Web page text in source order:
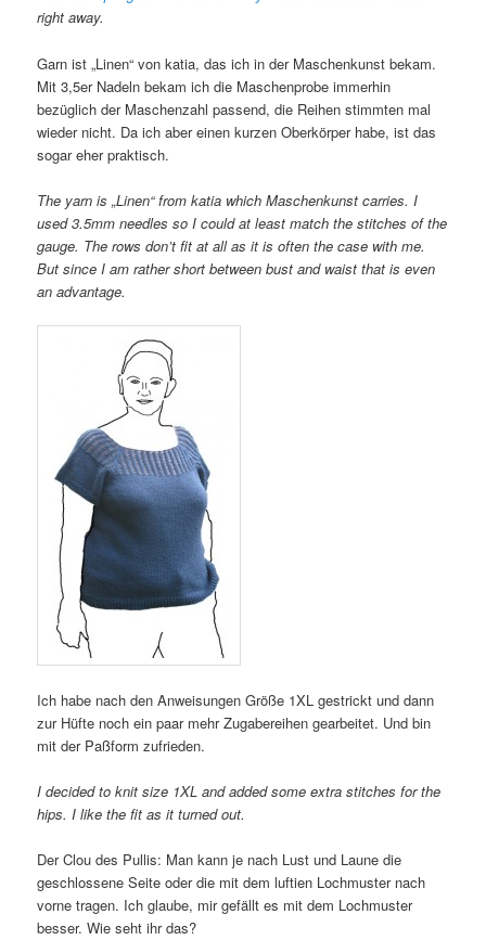
right away.
Garn ist „Linen“ von katia, das ich in der Maschenkunst bekam.
Mit 3,5er Nadeln bekam ich die Maschenprobe immerhin
bezüglich der Maschenzahl passend, die Reihen stimmten mal
wieder nicht. Da ich aber einen kurzen Oberkörper habe, ist das
sogar eher praktisch.
The yarn is „Linen“ from katia which Maschenkunst carries. I
used 3.5mm needles so I could at least match the stitches of the
gauge. The rows don’t fit at all as it is often the case with me.
But since I am rather short between bust and waist that is even
an advantage.
Ich habe nach den Anweisungen Größe 1XL gestrickt und dann
zur Hüfte noch ein paar mehr Zugabereihen gearbeitet. Und bin
mit der Paßform zufrieden.
I decided to knit size 1XL and added some extra stitches for the
hips. I like the fit as it turned out.
Der Clou des Pullis: Man kann je nach Lust und Laune die
geschlossene Seite oder die mit dem luftien Lochmuster nach
vorne tragen. Ich glaube, mir gefällt es mit dem Lochmuster
besser. Wie seht ihr das?